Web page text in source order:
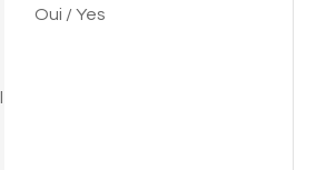
Oui / Yes